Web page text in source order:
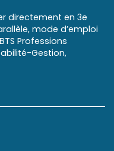
directement en 3e
mode d’emploi
Professions
Gestion,